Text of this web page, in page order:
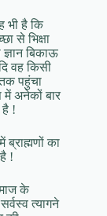
भी है कि
से भिक्षा
बिकाऊ
वह किसी
पहुंचा
में अनेकों बार
है !
का
!
के
त्यागने